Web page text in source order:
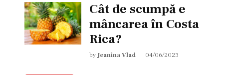
Cât de scumpă e
mâncarea în Costa
Rica?
by Jeanina Vlad 04/06/2023